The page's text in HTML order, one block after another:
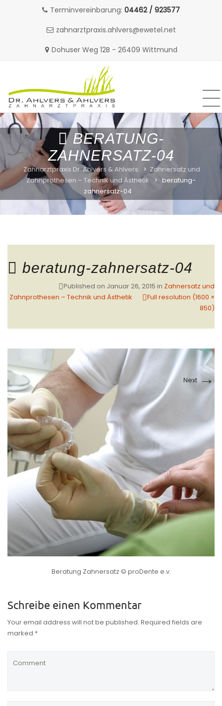
Terminvereinbarung: 04462 / 923577
zahnarztpraxis.ahlvers@ewetel.net
Dohuser Weg 12B - 26409 Wittmund
Skip
to
content
BERATUNG-
ZAHNERSATZ-04
Zahnarztpraxis Dr. Ahlvers & Ahlvers > Zahnersatz und
Zahnprothesen – Technik und Ästhetik
> beratung-
zahnersatz-04
beratung-zahnersatz-04
Published on Januar 26, 2015 in Zahnersatz und
Zahnprothesen – Technik und Ästhetik
Full resolution (1600 ×
850)
Next→
Beratung Zahnersatz © proDente e.v.
Schreibe einen Kommentar
Your email address will not be published. Required fields are
marked *